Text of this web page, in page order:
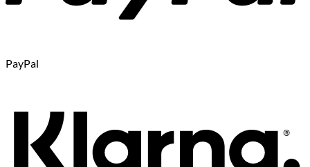
PayPal